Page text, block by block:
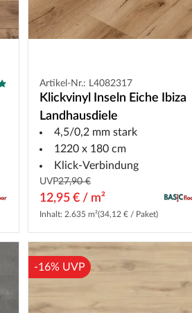
Artikel-Nr.: L4082317
Klickvinyl Inseln Eiche Ibiza
Landhausdiele
4,5/0,2 mm stark
1220 x 180 cm
Klick-Verbindung
UVP27,90 €
12,95 € / m²
Inhalt: 2.635 m²(34,12 € / Paket)
-16% UVP